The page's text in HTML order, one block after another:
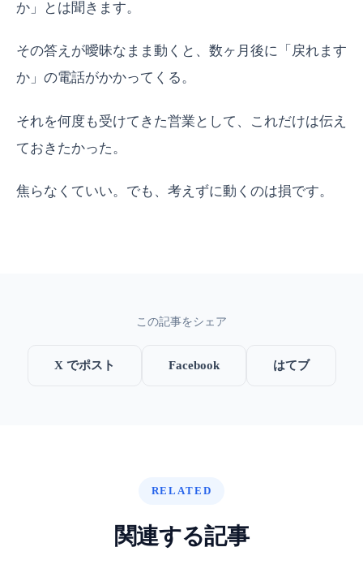
か」とは聞きます。
その答えが曖昧なまま動くと、数ヶ月後に「戻れます
か」の電話がかかってくる。
それを何度も受けてきた営業として、これだけは伝え
ておきたかった。
焦らなくていい。でも、考えずに動くのは損です。
この記事をシェア
X でポスト Facebook はてブ
RELATED
関連する記事